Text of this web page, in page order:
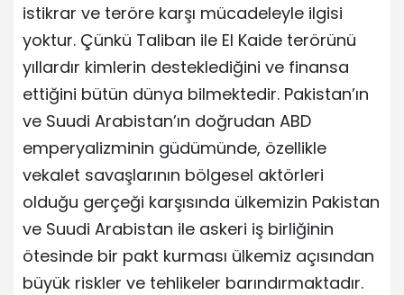
istikrar ve teröre karşı mücadeleyle ilgisi
yoktur. Çünkü Taliban ile El Kaide terörünü
yıllardır kimlerin desteklediğini ve finansa
ettiğini bütün dünya bilmektedir. Pakistan’ın
ve Suudi Arabistan’ın doğrudan ABD
emperyalizminin güdümünde, özellikle
vekalet savaşlarının bölgesel aktörleri
olduğu gerçeği karşısında ülkemizin Pakistan
ve Suudi Arabistan ile askeri iş birliğinin
ötesinde bir pakt kurması ülkemiz açısından
büyük riskler ve tehlikeler barındırmaktadır.